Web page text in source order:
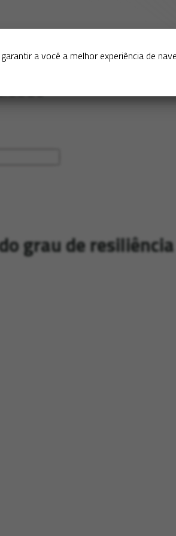
a você a melhor experiência de
grau de